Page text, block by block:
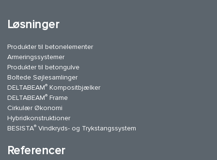
Løsninger
Produkter til betonelementer
Armeringssystemer
Produkter til betongulve
Boltede Søjlesamlinger
DELTABEAM® Kompositbjælker
DELTABEAM® Frame
Cirkulær Økonomi
Hybridkonstruktioner
BESISTA® Vindkryds- og Trykstangssystem
Referencer